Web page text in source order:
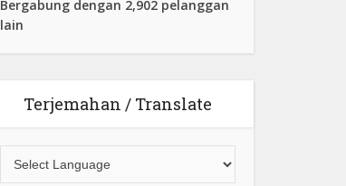
Bergabung dengan 2,902 pelanggan
lain
Terjemahan / Translate